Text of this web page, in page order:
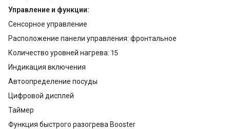
Управление и функции:
Сенсорное управление
Расположение панели управления: фронтальное
Количество уровней нагрева: 15
Индикация включения
Автоопределение посуды
Цифровой дисплей
Таймер
Функция быстрого разогрева Booster